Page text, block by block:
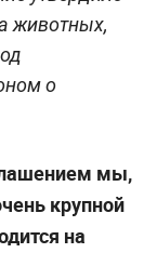
животных,
о
мы,
крупной
на